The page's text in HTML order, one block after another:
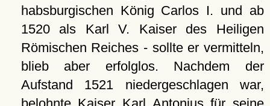
habsburgischen König Carlos I. und ab
1520 als Karl V. Kaiser des Heiligen
Römischen Reiches - sollte er vermitteln,
blieb aber erfolglos. Nachdem der
Aufstand 1521 niedergeschlagen war,